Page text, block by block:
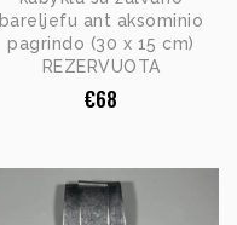
bareljefu ant aksominio
pagrindo (30 x 15 cm)
REZERVUOTA
€68